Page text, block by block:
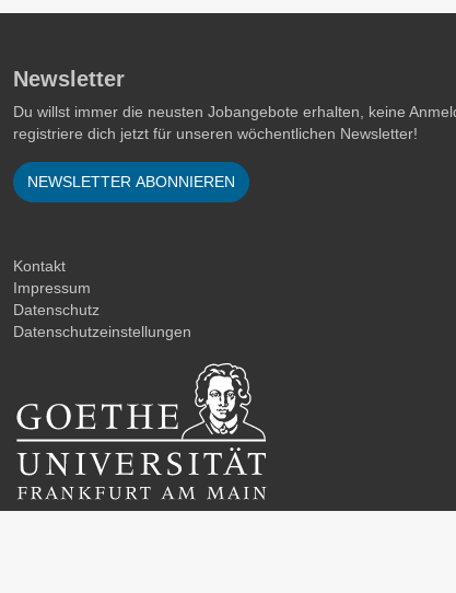
Newsletter
Du willst immer die neusten Jobangebote erhalten, keine
registriere dich jetzt für unseren wöchentlichen Newsletter!
NEWSLETTER ABONNIEREN
Kontakt
Impressum
Datenschutz
Datenschutzeinstellungen